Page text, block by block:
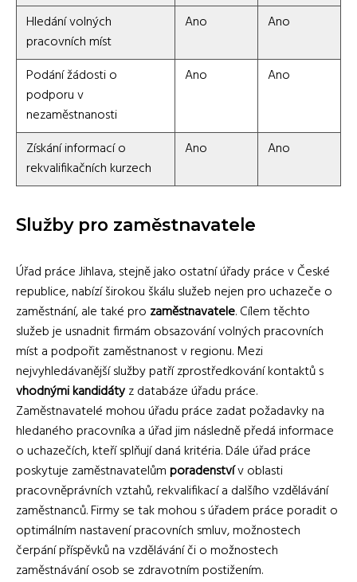
Hledání volných
pracovních míst
Ano Ano
Podání žádosti o
podporu v
nezaměstnanosti
Ano Ano
Získání informací o
rekvalifikačních kurzech
Ano Ano
Služby pro zaměstnavatele
Úřad práce Jihlava, stejně jako ostatní úřady práce v České
republice, nabízí širokou škálu služeb nejen pro uchazeče o
zaměstnání, ale také pro zaměstnavatele. Cílem těchto
služeb je usnadnit firmám obsazování volných pracovních
míst a podpořit zaměstnanost v regionu. Mezi
nejvyhledávanější služby patří zprostředkování kontaktů s
vhodnými kandidátyz databáze úřadu práce.
Zaměstnavatelé mohou úřadu práce zadat požadavky na
hledaného pracovníka a úřad jim následně předá informace
o uchazečích, kteří splňují daná kritéria. Dále úřad práce
poskytuje zaměstnavatelůmporadenstvív oblasti
pracovněprávních vztahů, rekvalifikací a dalšího vzdělávání
zaměstnanců. Firmy se tak mohou s úřadem práce poradit o
optimálním nastavení pracovních smluv, možnostech
čerpání příspěvků na vzdělávání či o možnostech
zaměstnávání osob se zdravotním postižením.